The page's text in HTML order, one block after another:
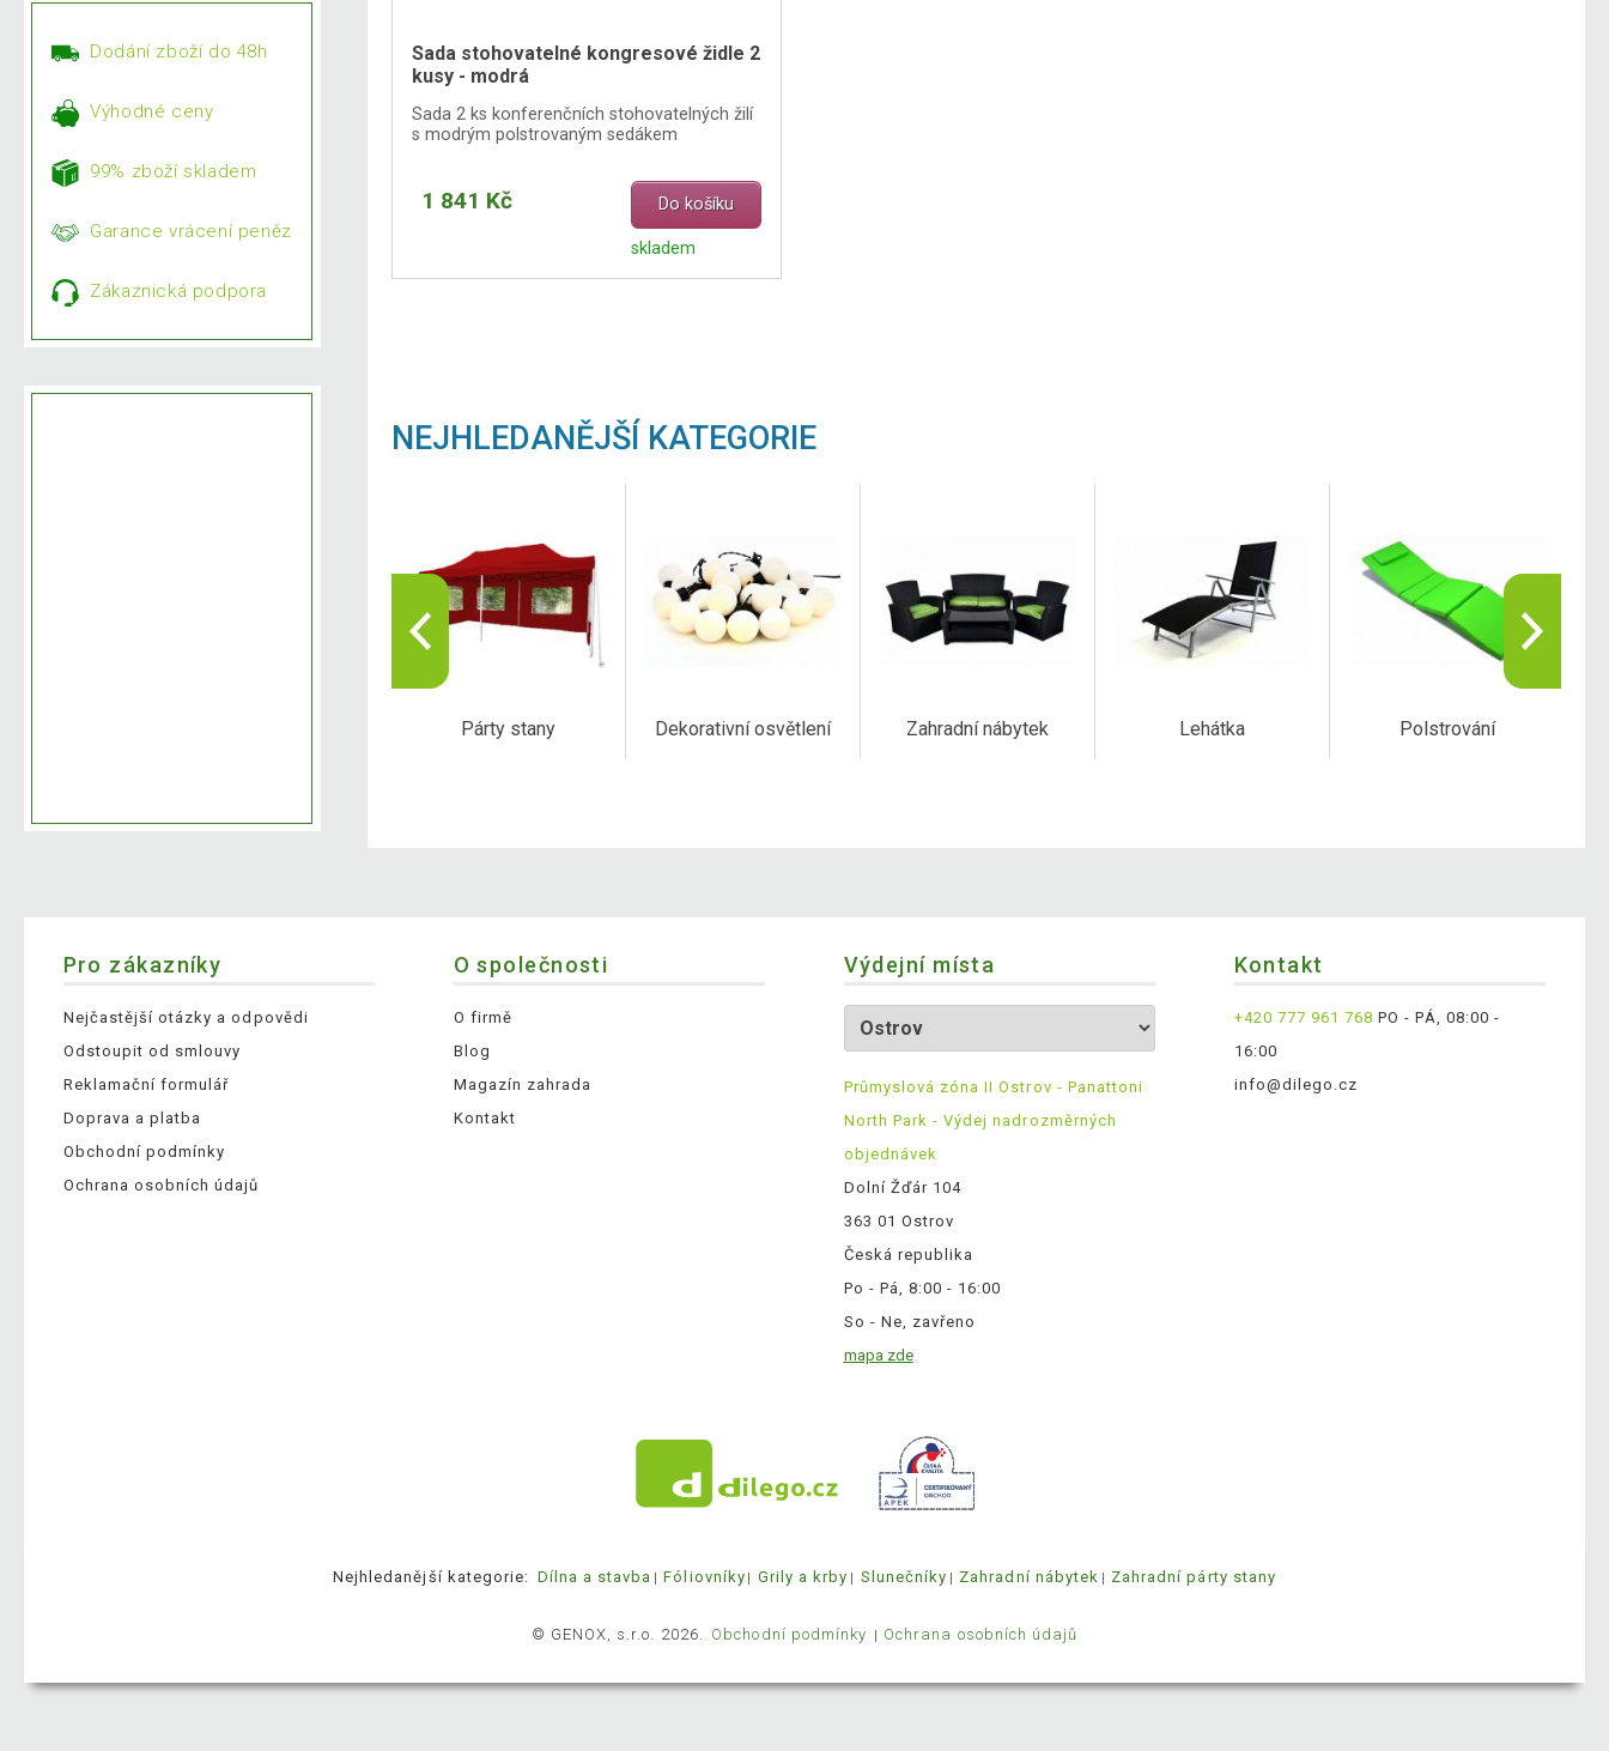
Dodání zboží do 48h
Výhodné ceny
99% zboží skladem
Garance vrácení peněz
Zákaznická podpora
Sada stohovatelné kongresové židle 2
kusy - modrá
Sada 2 ks konferenčních stohovatelných žilí
s modrým polstrovaným sedákem
1 841 Kč Do košíku
skladem
NEJHLEDANĚJŠÍ KATEGORIE
Párty stany Dekorativní osvětlení Zahradní nábytek Lehátka Polstrování
Pro zákazníky
Nejčastější otázky a odpovědi
Odstoupit od smlouvy
Reklamační formulář
Doprava a platba
Obchodní podmínky
Ochrana osobních údajů
O společnosti
O firmě
Blog
Magazín zahrada
Kontakt
Výdejní místa
Průmyslová zóna II Ostrov - Panattoni
North Park - Výdej nadrozměrných
objednávek
Dolní Žďár 104
363 01 Ostrov
Česká republika
Po - Pá, 8:00 - 16:00
So - Ne, zavřeno
mapa zde
Kontakt
+420 777 961 768 PO - PÁ, 08:00 -
16:00
info@dilego.cz
Nejhledanější kategorie: Dílna a stavba Fóliovníky Grily a krby Slunečníky Zahradní nábytek Zahradní párty stany
© GENOX, s.r.o. 2026. Obchodní podmínky Ochrana osobních údajů